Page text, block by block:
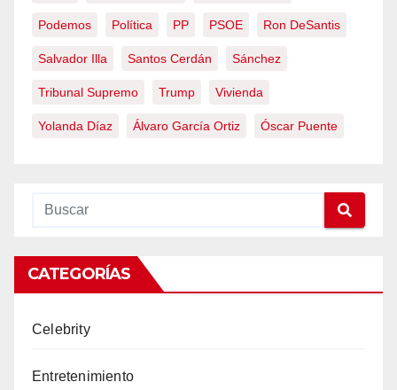
Podemos Política PP PSOE Ron DeSantis
Salvador Illa Santos Cerdán Sánchez
Tribunal Supremo Trump Vivienda
Yolanda Díaz Álvaro García Ortiz Óscar Puente
CATEGORÍAS
Celebrity
Entretenimiento